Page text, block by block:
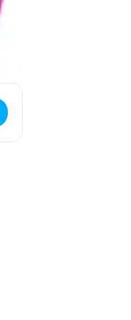
and the bitches []